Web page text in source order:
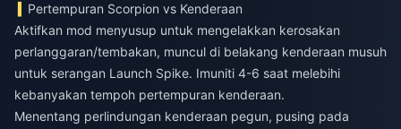
Pertempuran Scorpion vs Kenderaan
Aktifkan mod menyusup untuk mengelakkan kerosakan
perlanggaran/tembakan, muncul di belakang kenderaan musuh
untuk serangan Launch Spike. Imuniti 4-6 saat melebihi
kebanyakan tempoh pertempuran kenderaan.
Menentang perlindungan kenderaan pegun, pusing pada